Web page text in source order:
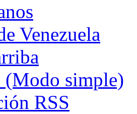
Venezuela
simple)
RSS